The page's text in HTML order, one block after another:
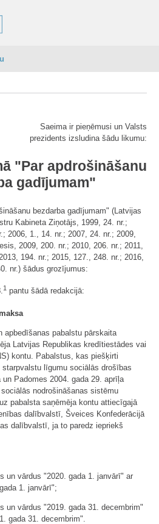
Saeima ir pieņēmusi un Valsts
prezidents izsludina šādu likumu:
"Par apdrošināšanu
gadījumam"
bezdarba gadījumam" (Latvijas
Kabineta Ziņotājs, 1999, 24. nr.;
2006, 1., 14. nr.; 2007, 24. nr.; 2009,
2009, 200. nr.; 2010, 206. nr.; 2011,
194. nr.; 2015, 127., 248. nr.; 2016,
nr.) šādus grozījumus:
1 pantu šādā redakcijā:
apbedīšanas pabalstu pārskaita
Latvijas Republikas kredītiestādes vai
kontu. Pabalstus, kas piešķirti
līgumu sociālās drošības
Padomes 2004. gada 29. aprīļa
sociālās nodrošināšanas sistēmu
pabalsta saņēmēja kontu attiecīgajā
dalībvalstī, Šveices Konfederācijā
dalībvalstī, ja to paredz iepriekš
un vārdus "2020. gada 1. janvārī" ar
1. janvārī";
un vārdus "2019. gada 31. decembrim"
gada 31. decembrim".